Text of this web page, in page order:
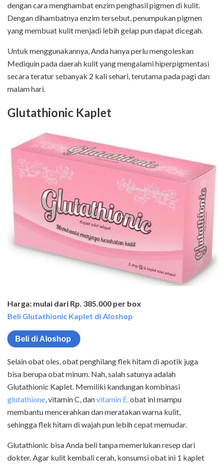
dengan cara menghambat enzim penghasil pigmen di kulit.
Dengan dihambatnya enzim tersebut, penumpukan pigmen
yang membuat kulit menjadi lebih gelap pun dapat dicegah.
Untuk menggunakannya, Anda hanya perlu mengoleskan
Mediquin pada daerah kulit yang mengalami hiperpigmentasi
secara teratur sebanyak 2 kali sehari, terutama pada pagi dan
malam hari.
Glutathionic Kaplet
Harga: mulai dari Rp. 385.000 per box
Beli Glutathionic Kaplet di Aloshop
Beli di Aloshop
Selain obat oles, obat penghilang flek hitam di apotik juga
bisa berupa obat minum. Nah, salah satunya adalah
Glutathionic Kaplet. Memiliki kandungan kombinasi
glutathione, vitamin C, danvitamin E,obat ini mampu
membantu mencerahkan dan meratakan warna kulit,
sehingga flek hitam di wajah pun lebih cepat memudar.
Glutathionic bisa Anda beli tanpa memerlukan resep dari
dokter. Agar kulit kembali cerah, konsumsi obat ini 1 kaplet